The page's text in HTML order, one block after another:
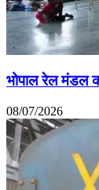
भोपाल रेल मंडल
08/07/2026